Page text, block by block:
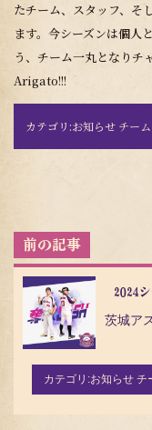
たチーム、スタッフ、そ
ます。今シーズンは個人
う、チーム一丸となりチ
Arigato!!!
カテゴリ:お知らせ チーム
投
稿
ナ
ビ
ゲ
ー
シ
2024
カテゴリ:お知らせ チ